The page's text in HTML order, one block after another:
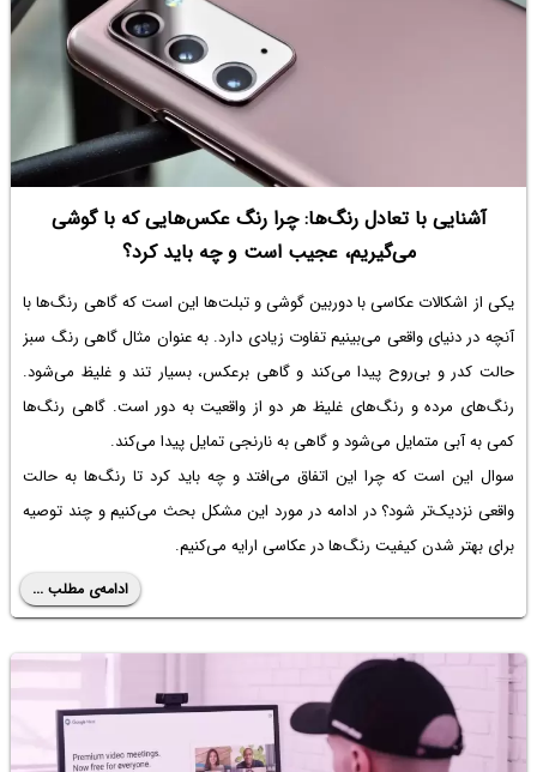
آشنایی با تعادل رنگ‌ها: چرا رنگ عکس‌هایی که با گوشی
می‌گیریم، عجیب است و چه باید کرد؟
یکی از اشکالات عکاسی با دوربین گوشی و تبلت‌ها این است که گاهی رنگ‌ها با
آنچه در دنیای واقعی می‌بینیم تفاوت زیادی دارد. به عنوان مثال گاهی رنگ سبز
حالت کدر و بی‌روح پیدا می‌کند و گاهی برعکس، بسیار تند و غلیظ می‌شود.
رنگ‌های مرده و رنگ‌های غلیظ هر دو از واقعیت به دور است. گاهی رنگ‌ها
کمی به آبی متمایل می‌شود و گاهی به نارنجی تمایل پیدا می‌کند.
سوال این است که چرا این اتفاق می‌افتد و چه باید کرد تا رنگ‌ها به حالت
واقعی نزدیک‌تر شود؟ در ادامه در مورد این مشکل بحث می‌کنیم و چند توصیه
برای بهتر شدن کیفیت رنگ‌ها در عکاسی ارایه می‌کنیم.
ادامه‌ی مطلب ...